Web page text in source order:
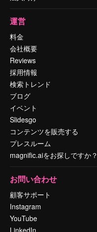
運営
料金
会社概要
Reviews
採用情報
検索トレンド
ブログ
イベント
Slidesgo
コンテンツを販売する
プレスルーム
magnific.aiをお探しですか？
お問い合わせ
顧客サポート
Instagram
YouTube
LinkedIn